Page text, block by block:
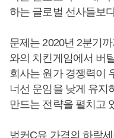
하는 글로벌 선사들보
문제는 2020년 2분기
와의 치킨게임에서 버
회사는 원가 경쟁력이
너선 운임을 낮게 유지
만드는 전략을 펼치고
벙커C유 가격의 하락